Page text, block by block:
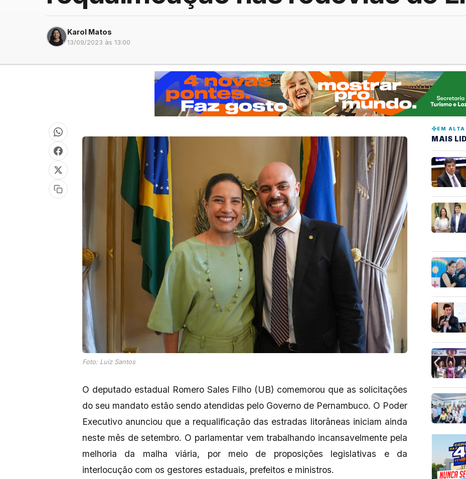
Karol Matos
13/09/2023 às 13:00
Foto: Luiz Santos
O deputado estadual Romero Sales Filho (UB) comemorou que as solicitações
do seu mandato estão sendo atendidas pelo Governo de Pernambuco. O Poder
Executivo anunciou que a requalificação das estradas litorâneas iniciam ainda
neste mês de setembro. O parlamentar vem trabalhando incansavelmente pela
melhoria da malha viária, por meio de proposições legislativas e da
interlocução com os gestores estaduais, prefeitos e ministros.
EM ALTA
MAIS